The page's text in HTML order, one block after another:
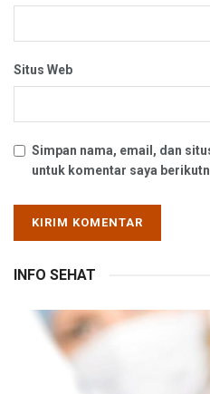
Situs Web
Simpan nama, email, dan
untuk komentar saya
INFO SEHAT